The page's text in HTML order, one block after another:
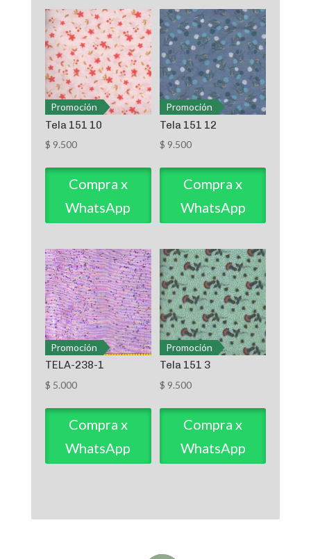
Promoción
Tela 151 10
$ 9.500
Compra x
WhatsApp
Promoción
Tela 151 12
$ 9.500
Compra x
WhatsApp
Promoción
TELA-238-1
$ 5.000
Compra x
WhatsApp
Promoción
Tela 151 3
$ 9.500
Compra x
WhatsApp